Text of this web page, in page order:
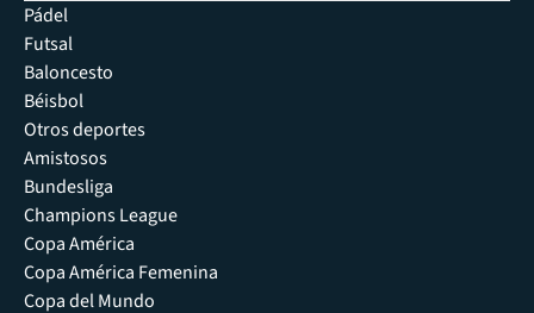
Pádel
Futsal
Baloncesto
Béisbol
Otros deportes
Amistosos
Bundesliga
Champions League
Copa América
Copa América Femenina
Copa del Mundo